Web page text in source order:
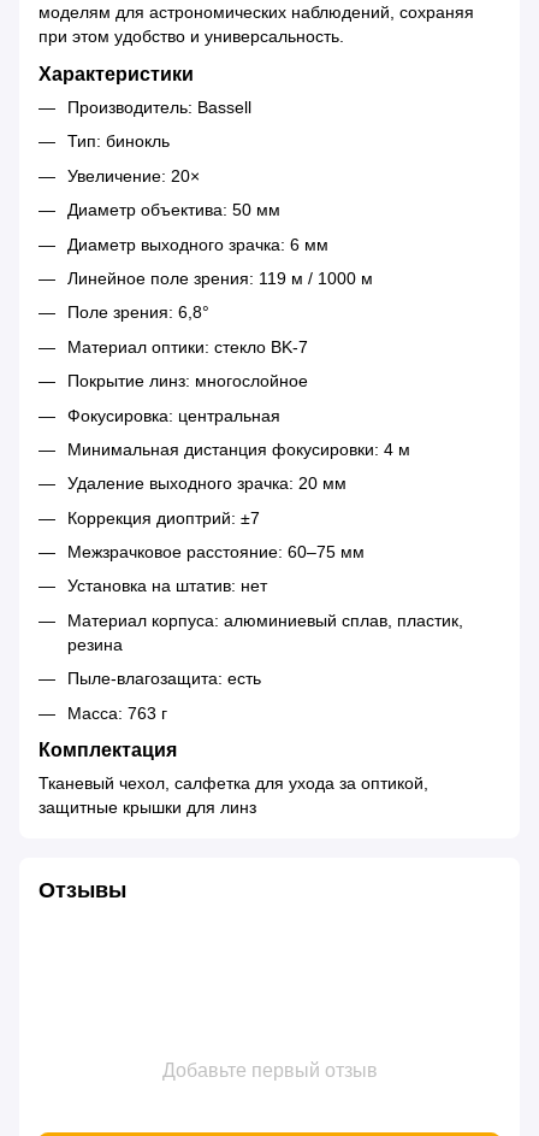
моделям для астрономических наблюдений, сохраняя
при этом удобство и универсальность.
Характеристики
Производитель: Bassell
Тип: бинокль
Увеличение: 20×
Диаметр объектива: 50 мм
Диаметр выходного зрачка: 6 мм
Линейное поле зрения: 119 м / 1000 м
Поле зрения: 6,8°
Материал оптики: стекло BK-7
Покрытие линз: многослойное
Фокусировка: центральная
Минимальная дистанция фокусировки: 4 м
Удаление выходного зрачка: 20 мм
Коррекция диоптрий: ±7
Межзрачковое расстояние: 60–75 мм
Установка на штатив: нет
Материал корпуса: алюминиевый сплав, пластик,
резина
Пыле-влагозащита: есть
Масса: 763 г
Комплектация
Тканевый чехол, салфетка для ухода за оптикой,
защитные крышки для линз
Отзывы
Добавьте первый отзыв